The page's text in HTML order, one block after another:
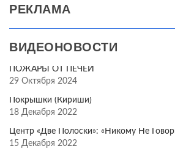
РЕКЛАМА
ВИДЕОНОВОСТИ
ПОЖАРЫ ОТ ПЕЧЕЙ
29 Октября 2024
Покрышки (Кириши)
18 Декабря 2022
Центр «Две Полоски»: «Никому Не
15 Декабря 2022